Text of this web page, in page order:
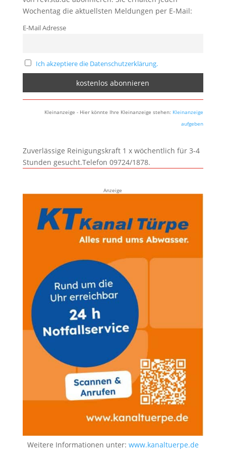
Wochentag die aktuellsten Meldungen per E-Mail:
E-Mail Adresse
Ich akzeptiere die Datenschutzerklärung.
Kleinanzeige - Hier könnte Ihre Kleinanzeige stehen: Kleinanzeige
aufgeben
Zuverlässige Reinigungskraft 1 x wöchentlich für 3-4
Stunden gesucht.Telefon 09724/1878.
Anzeige
Weitere Informationen unter: www.kanaltuerpe.de